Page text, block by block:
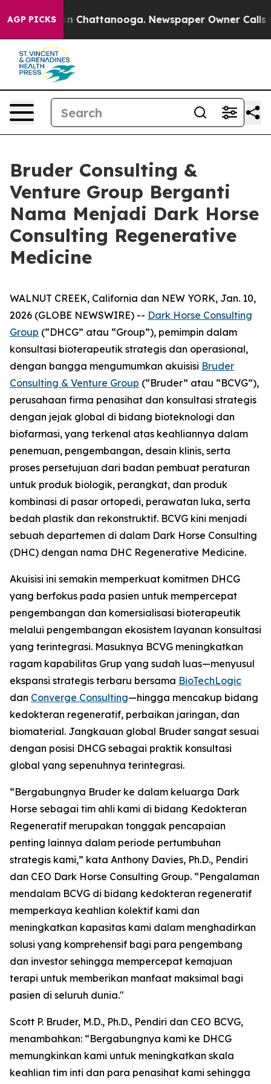
AGP PICKS
Chaos in Chattanooga. Newspaper Owner Calls
Bruder Consulting &
Venture Group Berganti
Nama Menjadi Dark Horse
Consulting Regenerative
Medicine
WALNUT CREEK, California dan NEW YORK, Jan. 10,
2026 (GLOBE NEWSWIRE) -- Dark Horse Consulting
Group (“DHCG” atau “Group”), pemimpin dalam
konsultasi bioterapeutik strategis dan operasional,
dengan bangga mengumumkan akuisisi Bruder
Consulting & Venture Group (“Bruder” atau “BCVG”),
perusahaan firma penasihat dan konsultasi strategis
dengan jejak global di bidang bioteknologi dan
biofarmasi, yang terkenal atas keahliannya dalam
penemuan, pengembangan, desain klinis, serta
proses persetujuan dari badan pembuat peraturan
untuk produk biologik, perangkat, dan produk
kombinasi di pasar ortopedi, perawatan luka, serta
bedah plastik dan rekonstruktif. BCVG kini menjadi
sebuah departemen di dalam Dark Horse Consulting
(DHC) dengan nama DHC Regenerative Medicine.
Akuisisi ini semakin memperkuat komitmen DHCG
yang berfokus pada pasien untuk mempercepat
pengembangan dan komersialisasi bioterapeutik
melalui pengembangan ekosistem layanan konsultasi
yang terintegrasi. Masuknya BCVG meningkatkan
ragam kapabilitas Grup yang sudah luas—menyusul
ekspansi strategis terbaru bersama BioTechLogic
dan Converge Consulting—hingga mencakup bidang
kedokteran regeneratif, perbaikan jaringan, dan
biomaterial. Jangkauan global Bruder sangat sesuai
dengan posisi DHCG sebagai praktik konsultasi
global yang sepenuhnya terintegrasi.
“Bergabungnya Bruder ke dalam keluarga Dark
Horse sebagai tim ahli kami di bidang Kedokteran
Regeneratif merupakan tonggak pencapaian
penting lainnya dalam periode pertumbuhan
strategis kami,” kata Anthony Davies, Ph.D., Pendiri
dan CEO Dark Horse Consulting Group. “Pengalaman
mendalam BCVG di bidang kedokteran regeneratif
memperkaya keahlian kolektif kami dan
meningkatkan kapasitas kami dalam menghadirkan
solusi yang komprehensif bagi para pengembang
dan investor sehingga mempercepat kemajuan
terapi untuk memberikan manfaat maksimal bagi
pasien di seluruh dunia."
Scott P. Bruder, M.D., Ph.D., Pendiri dan CEO BCVG,
menambahkan: “Bergabungnya kami ke DHCG
memungkinkan kami untuk meningkatkan skala
keahlian tim inti dan para penasihat kami sehingga